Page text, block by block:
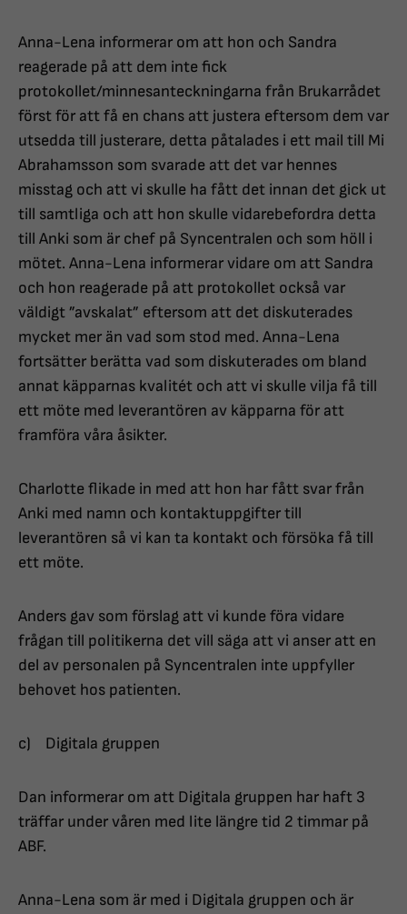
Anna-Lena informerar om att hon och Sandra
reagerade på att dem inte fick
protokollet/minnesanteckningarna från Brukarrådet
först för att få en chans att justera eftersom dem var
utsedda till justerare, detta påtalades i ett mail till Mi
Abrahamsson som svarade att det var hennes
misstag och att vi skulle ha fått det innan det gick ut
till samtliga och att hon skulle vidarebefordra detta
till Anki som är chef på Syncentralen och som höll i
mötet. Anna-Lena informerar vidare om att Sandra
och hon reagerade på att protokollet också var
väldigt ”avskalat” eftersom att det diskuterades
mycket mer än vad som stod med. Anna-Lena
fortsätter berätta vad som diskuterades om bland
annat käpparnas kvalitét och att vi skulle vilja få till
ett möte med leverantören av käpparna för att
framföra våra åsikter.
Charlotte flikade in med att hon har fått svar från
Anki med namn och kontaktuppgifter till
leverantören så vi kan ta kontakt och försöka få till
ett möte.
Anders gav som förslag att vi kunde föra vidare
frågan till politikerna det vill säga att vi anser att en
del av personalen på Syncentralen inte uppfyller
behovet hos patienten.
c) Digitala gruppen
Dan informerar om att Digitala gruppen har haft 3
träffar under våren med lite längre tid 2 timmar på
ABF.
Anna-Lena som är med i Digitala gruppen och är